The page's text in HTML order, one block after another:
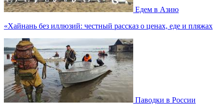
Едем в Азию
«Хайнань без иллюзий: честный рассказ о ценах, еде и пляжах
Паводки в России